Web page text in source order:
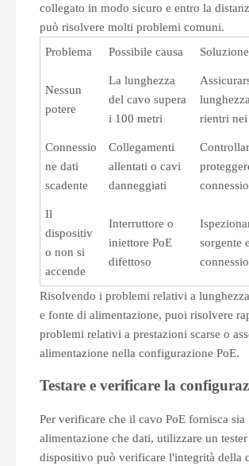
collegato in modo sicuro e entro la
può risolvere molti problemi comuni.
Problema
Possibile causa Soluzione
Nessun
potere
La lunghezza
del cavo supera
i 100 metri
rientri
Connessio
ne dati
scadente
Collegamenti
allentati o cavi
danneggiati
Il
dispositiv
o non si
accende
Interruttore o
iniettore PoE
difettoso
sorgente
Risolvendo i problemi relativi a
e fonte di alimentazione, puoi risolvere
problemi relativi a prestazioni scarse o
alimentazione nella configurazione PoE.
Testare e verificare la
Per verificare che il cavo PoE fornisca sia
alimentazione che dati, utilizzare un tester
dispositivo può verificare l'integrità della